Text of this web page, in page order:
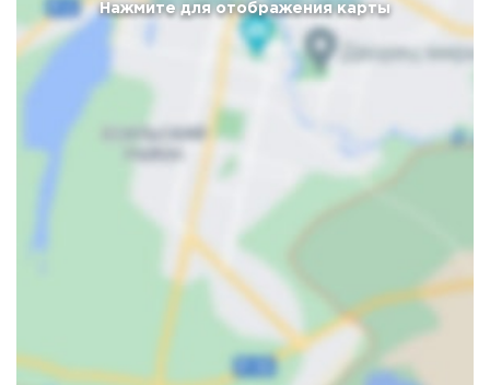
Нажмите для отображения карты